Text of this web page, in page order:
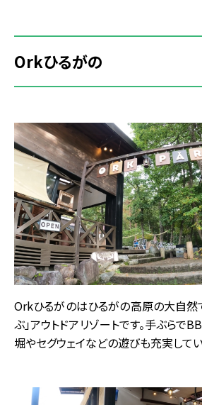
Orkひるがの
Orkひるがのはひるがの高原の大自然
ぶ」アウトドアリゾートです。手ぶらで
堀やセグウェイなどの遊びも充実してい